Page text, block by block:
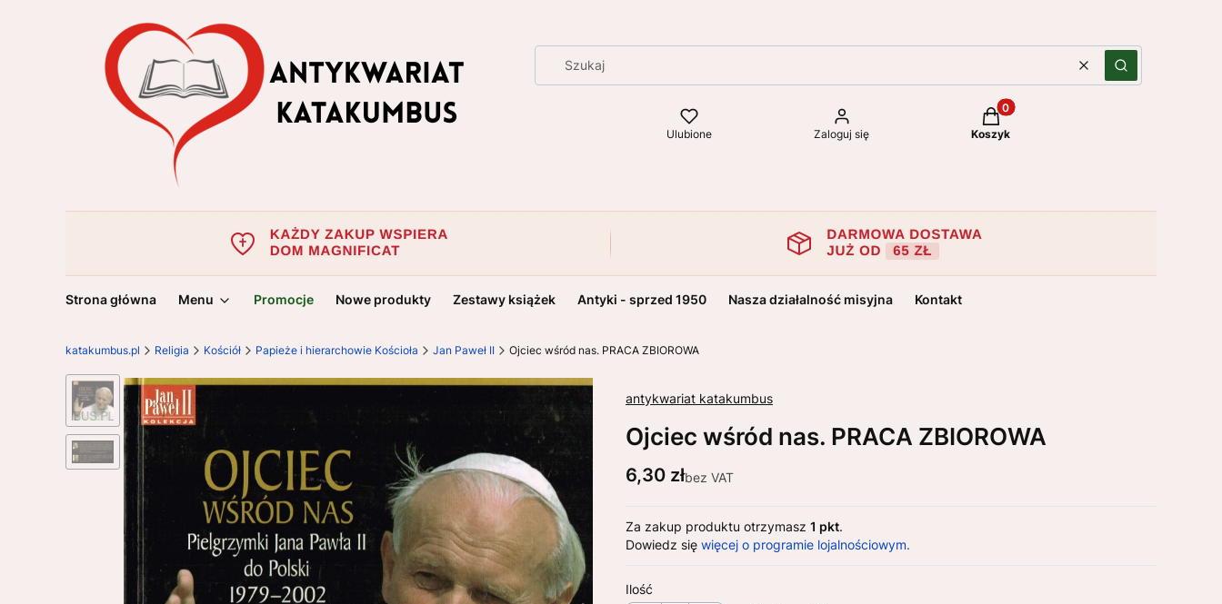
WyczyśćSzukaj
Ulubione Zaloguj się
Produkty w koszyku: 0. Zobacz
Koszyk
Strona główna Menu Promocje Nowe produkty Zestawy książek Antyki - sprzed 1950 Nasza działalność misyjna Kontakt
katakumbus.pl Religia Kościół Papieże i hierarchowie Kościoła Jan Paweł II Ojciec wśród nas. PRACA ZBIOROWA
antykwariat katakumbus
Ojciec wśród nas. PRACA ZBIOROWA
Cena
6,30 złbez VAT
Za zakup produktu otrzymasz 1 pkt.
Dowiedz się więcej o programie lojalnościowym.
Ilość